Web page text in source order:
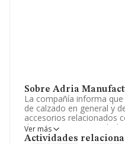
Sobre Adria
La compañía informa
de calzado en general y
accesorios relacionados
de vestir, cinturones,
como de caucho,
Ver más
Actividades